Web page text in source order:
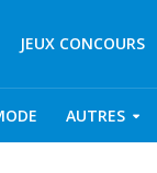
JEUX CONCOURS
AUTRES